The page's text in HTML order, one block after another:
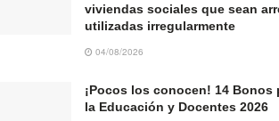
viviendas sociales que sean
utilizadas irregularmente
04/08/2026
¡Pocos los conocen! 14 Bonos
la Educación y Docentes 2026